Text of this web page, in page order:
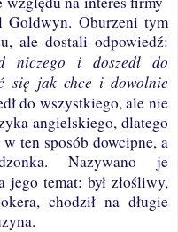
Goldwyn. Oburzeni tym
ale dostali odpowiedź:
niczego i doszedł do
się jak chce i dowolnie
do wszystkiego, ale nie
angielskiego, dlatego
w ten sposób dowcipne, a
Nazywano je
jego temat: był złośliwy,
chodził na długie